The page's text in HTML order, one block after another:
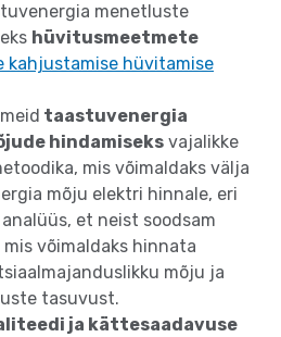
menetluste
hüvitusmeetmete
kahjustamise hüvitamise
taastuvenergia
hindamiseks vajalikke
mis võimaldaks välja
mõju elektri hinnale, eri
et neist soodsam
võimaldaks hinnata
mõju ja
tasuvust.
ja kättesaadavuse